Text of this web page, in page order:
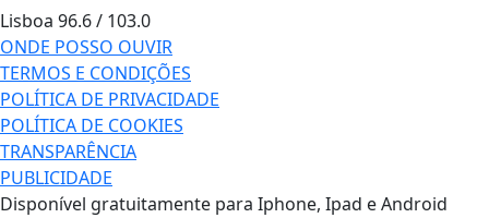
Lisboa 96.6 / 103.0
ONDE POSSO OUVIR
TERMOS E CONDIÇÕES
POLÍTICA DE PRIVACIDADE
POLÍTICA DE COOKIES
TRANSPARÊNCIA
PUBLICIDADE
Disponível gratuitamente para Iphone, Ipad e Android